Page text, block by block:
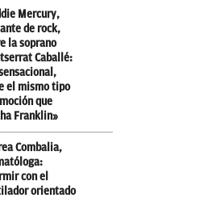
Mercury,
de rock,
la soprano
Caballé:
el mismo tipo
que
Franklin»
Combalia,
con el
orientado